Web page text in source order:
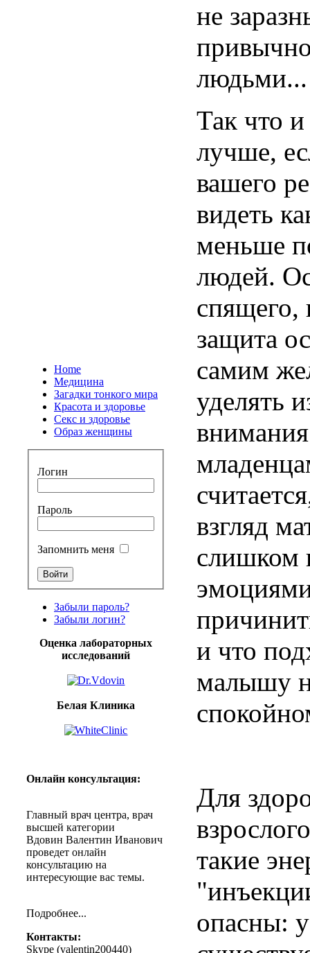
Home
Медицина
Загадки тонкого мира
Красота и здоровье
Секс и здоровье
Образ женщины
Логин
Пароль
Запомнить меня
Забыли пароль?
Забыли логин?
Оценка лабораторных
исследований
Белая Клиника
Онлайн консультация:
Главный врач центра, врач
высшей категории
Вдовин Валентин Иванович
проведет онлайн
консультацию на
интересующие вас темы.
Подробнее...
Контакты:
Skype (valentin200440)
не
людьми...
Так что
лучше,
вашего
видеть
меньше
людей.
спящего,
защита
самим
уделять
взгляд
слишком
и что
малышу
Для
такие
опасны: